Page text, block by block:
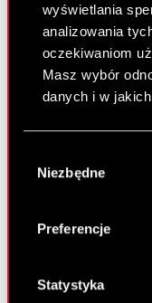
wyświetlania
analizowania
oczekiwaniom
Masz wybór
danych i w
lokalizacji
analizując
palca)
zgody
Niezbędne
Preferencje
Statystyka
Raport
11 maja 2011
PDF
Wykaz
S.A. w
PDF Pobierz